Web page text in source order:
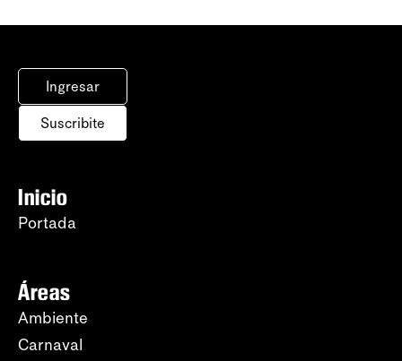
Ingresar
Suscribite
Inicio
Portada
Áreas
Ambiente
Carnaval